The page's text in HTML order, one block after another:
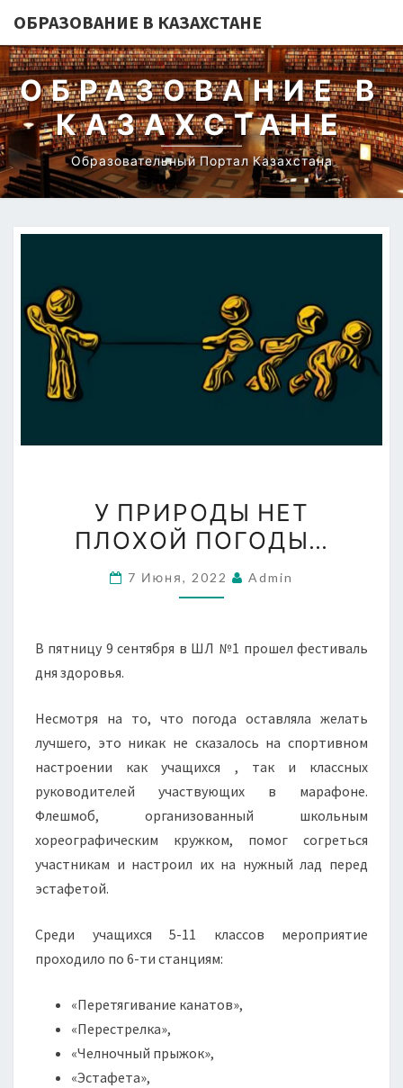
ОБРАЗОВАНИЕ В КАЗАХСТАНЕ
ОБРАЗОВАНИЕ В
КАЗАХСТАНЕ
Образовательный Портал Казахстана
ПРИРОДЫ
НЕТ
ПОГОДЫ…
У ПРИРОДЫ НЕТ
ПЛОХОЙ ПОГОДЫ…
7 Июня, 2022 Admin
В пятницу 9 сентября в ШЛ №1 прошел фестиваль
дня здоровья.
Несмотря на то, что погода оставляла желать
лучшего, это никак не сказалось на спортивном
настроении как учащихся , так и классных
руководителей участвующих в марафоне.
Флешмоб, организованный школьным
хореографическим кружком, помог согреться
участникам и настроил их на нужный лад перед
эстафетой.
Среди учащихся 5-11 классов мероприятие
проходило по 6-ти станциям:
«Перетягивание канатов»,
«Перестрелка»,
«Челночный прыжок»,
«Эстафета»,